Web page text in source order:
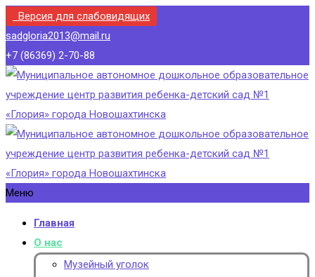
Версия для слабовидящих
sadgloria2013@mail.ru
+7 (86369) 2-70-88
Меню
Главная
О нас
Музейный уголок